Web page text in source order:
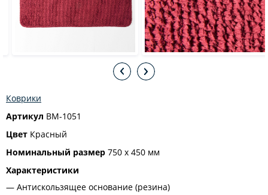
Коврики
Артикул BM-1051
Цвет Красный
Номинальный размер 750 х 450 мм
Характеристики
Антискользящее основание (резина)